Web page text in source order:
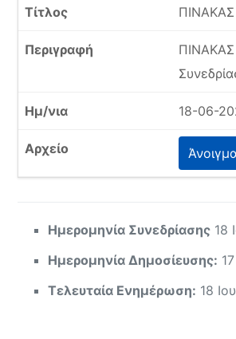
18-06-
Ημερομηνία Συνεδρίασης 18
Ημερομηνία Δημοσίευσης:
Τελευταία Ενημέρωση: 18